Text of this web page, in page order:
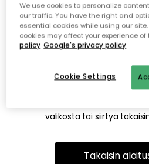
Emme
Tämä voi johtua siitä, että sivua
on siirretty muualle.
valikosta tai siirtyä
Takaisin
We use cookies to personalize
our traffic. You have the right and
essential cookies while using our
cookies may affect your experience of
policy Google's privacy policy
Cookie Settings